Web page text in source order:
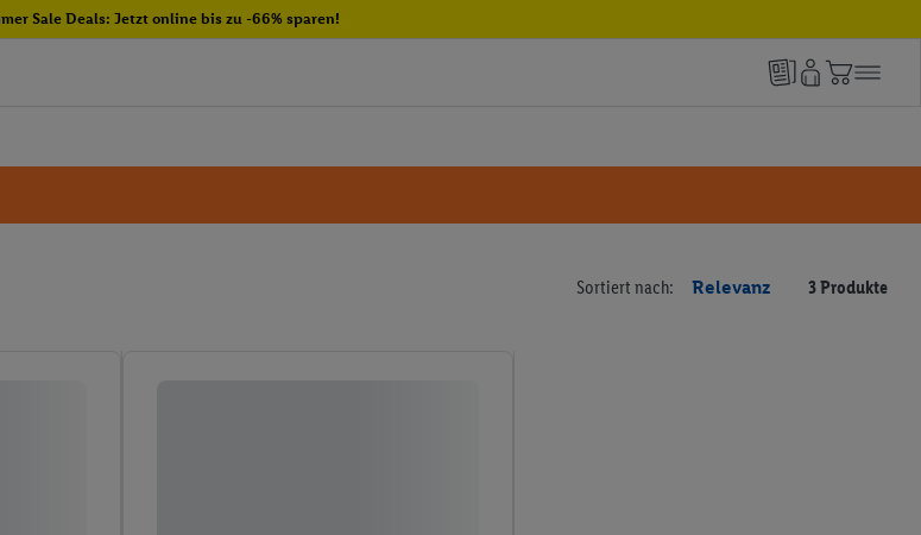
Sale Deals: Jetzt online bis zu -66% sparen!
Sortiert nach: Relevanz 3 Produkte